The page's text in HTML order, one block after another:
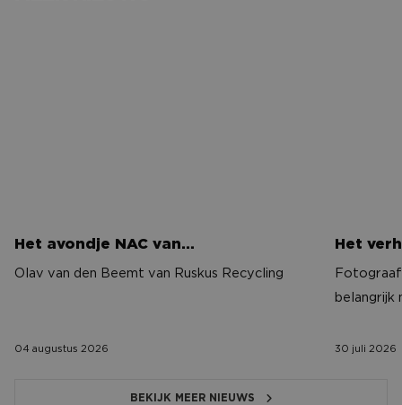
Het avondje NAC van…
Olav van den Beemt van Ruskus Recycling
04 augustus 2026
Het
belangrijk
30 juli 2026
BEKIJK MEER NIEUWS